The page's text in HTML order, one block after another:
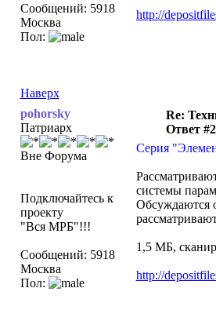
Сообщений: 5918
Москва
Пол:
http://
Наверх
pohorsky
Патриарх
Вне Форума
Подключайтесь к
проекту
"Вся МРБ"!!!
Сообщений: 5918
Москва
Пол:
Re:
Ответ
Серия
системы
Обсуждаются
1,5 МБ,
http://